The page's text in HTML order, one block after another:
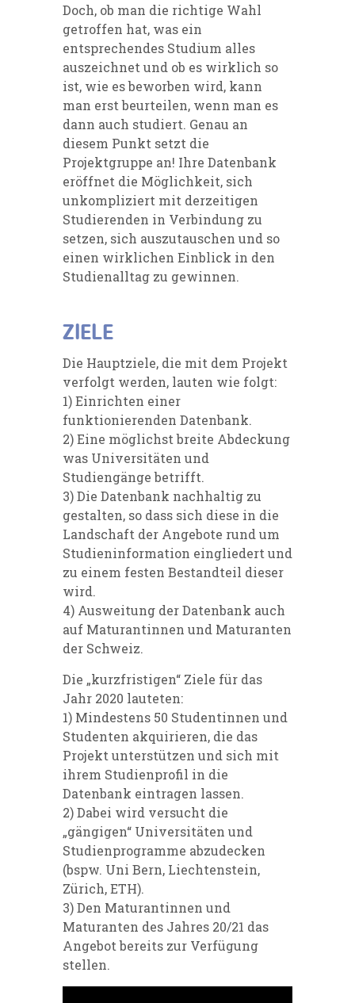
Doch, ob man die richtige Wahl
getroffen hat, was ein
entsprechendes Studium alles
auszeichnet und ob es wirklich so
ist, wie es beworben wird, kann
man erst beurteilen, wenn man es
dann auch studiert. Genau an
diesem Punkt setzt die
Projektgruppe an! Ihre Datenbank
eröffnet die Möglichkeit, sich
unkompliziert mit derzeitigen
Studierenden in Verbindung zu
setzen, sich auszutauschen und so
einen wirklichen Einblick in den
Studienalltag zu gewinnen.
ZIELE
Die Hauptziele, die mit dem Projekt
verfolgt werden, lauten wie folgt:
1) Einrichten einer
funktionierenden Datenbank.
2) Eine möglichst breite Abdeckung
was Universitäten und
Studiengänge betrifft.
3) Die Datenbank nachhaltig zu
gestalten, so dass sich diese in die
Landschaft der Angebote rund um
Studieninformation eingliedert und
zu einem festen Bestandteil dieser
wird.
4) Ausweitung der Datenbank auch
auf Maturantinnen und Maturanten
der Schweiz.
Die „kurzfristigen“ Ziele für das
Jahr 2020 lauteten:
1) Mindestens 50 Studentinnen und
Studenten akquirieren, die das
Projekt unterstützen und sich mit
ihrem Studienprofil in die
Datenbank eintragen lassen.
2) Dabei wird versucht die
„gängigen“ Universitäten und
Studienprogramme abzudecken
(bspw. Uni Bern, Liechtenstein,
Zürich, ETH).
3) Den Maturantinnen und
Maturanten des Jahres 20/21 das
Angebot bereits zur Verfügung
stellen.